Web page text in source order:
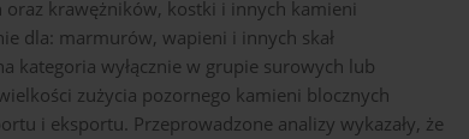
krawężników, kostki i innych kamieni
dla: marmurów, wapieni i innych skał
kategoria wyłącznie w grupie surowych lub
zużycia pozornego kamieni blocznych
i eksportu. Przeprowadzone analizy wykazały, że